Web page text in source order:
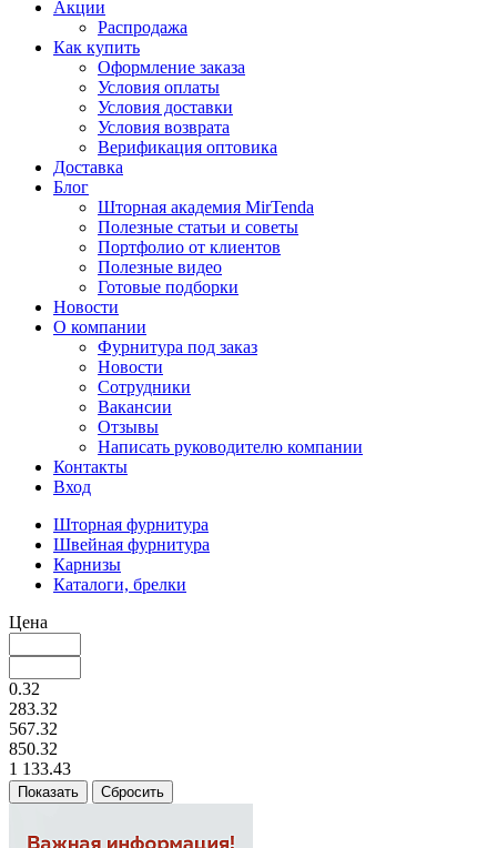
Акции
Распродажа
Как купить
Оформление заказа
Условия оплаты
Условия доставки
Условия возврата
Верификация оптовика
Доставка
Блог
Шторная академия MirTenda
Полезные статьи и советы
Портфолио от клиентов
Полезные видео
Готовые подборки
Новости
О компании
Фурнитура под заказ
Новости
Сотрудники
Вакансии
Отзывы
Написать руководителю компании
Контакты
Вход
Шторная фурнитура
Швейная фурнитура
Карнизы
Каталоги, брелки
Цена
0.32
283.32
567.32
850.32
1 133.43
Сбросить